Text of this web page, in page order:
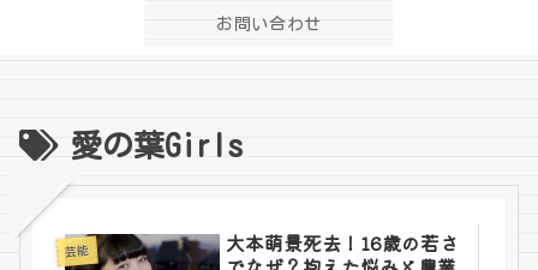
お問い合わせ
愛の葉Girls
芸能
大本萌景死去！16歳の若さ